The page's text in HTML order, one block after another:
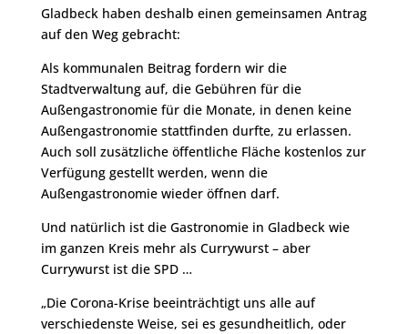
Gladbeck haben deshalb einen gemeinsamen Antrag
auf den Weg gebracht:
Als kommunalen Beitrag fordern wir die
Stadtverwaltung auf, die Gebühren für die
Außengastronomie für die Monate, in denen keine
Außengastronomie stattfinden durfte, zu erlassen.
Auch soll zusätzliche öffentliche Fläche kostenlos zur
Verfügung gestellt werden, wenn die
Außengastronomie wieder öffnen darf.
Und natürlich ist die Gastronomie in Gladbeck wie
im ganzen Kreis mehr als Currywurst – aber
Currywurst ist die SPD …
„Die Corona-Krise beeinträchtigt uns alle auf
verschiedenste Weise, sei es gesundheitlich, oder